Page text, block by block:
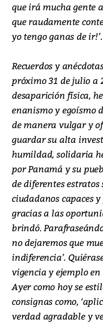
que irá mucha gente
que raudamente
yo tengo ganas de ir!’.
Recuerdos y
próximo 31 de julio a
desaparición física,
enanismo y egoísmo
de manera vulgar y
guardar su alta
humildad, solidaria
por Panamá y su
de diferentes estratos
ciudadanos capaces
gracias a las
brindó.
no dejaremos que
indiferencia’.
vigencia y ejemplo
Ayer como hoy se
consignas como,
verdad agradable y